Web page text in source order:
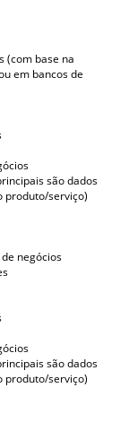
(com base na
em bancos de
são dados
produto/serviço)
negócios
são dados
produto/serviço)